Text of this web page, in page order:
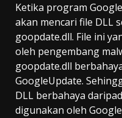
Ketika program
akan mencari file DLL
goopdate.dll. File ini
oleh pengembang
goopdate.dll
GoogleUpdate.
DLL berbahaya
digunakan oleh